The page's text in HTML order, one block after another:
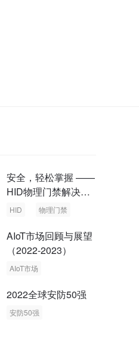
安全，轻松掌握 ——
HID物理门禁解决方
案，启动智慧安全新
HID 物理门禁
AIoT市场回顾与展望
（2022-2023）
AIoT市场
2022全球安防50强
安防50强